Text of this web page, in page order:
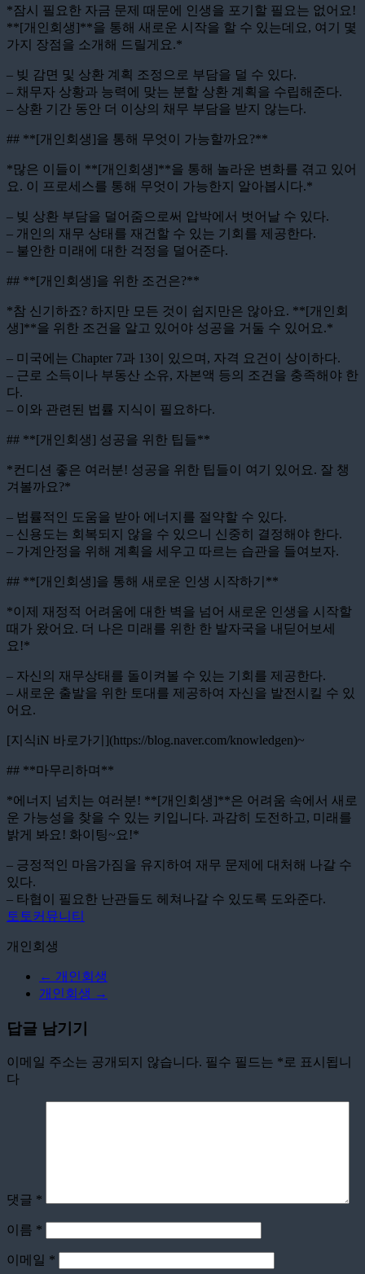
*잠시 필요한 자금 문제 때문에 인생을 포기할 필요는 없어요!
**[개인회생]**을 통해 새로운 시작을 할 수 있는데요, 여기 몇
가지 장점을 소개해 드릴게요.*
– 빚 감면 및 상환 계획 조정으로 부담을 덜 수 있다.
– 채무자 상황과 능력에 맞는 분할 상환 계획을 수립해준다.
– 상환 기간 동안 더 이상의 채무 부담을 받지 않는다.
## **[개인회생]을 통해 무엇이 가능할까요?**
*많은 이들이 **[개인회생]**을 통해 놀라운 변화를 겪고 있어
요. 이 프로세스를 통해 무엇이 가능한지 알아봅시다.*
– 빚 상환 부담을 덜어줌으로써 압박에서 벗어날 수 있다.
– 개인의 재무 상태를 재건할 수 있는 기회를 제공한다.
– 불안한 미래에 대한 걱정을 덜어준다.
## **[개인회생]을 위한 조건은?**
*참 신기하죠? 하지만 모든 것이 쉽지만은 않아요. **[개인회
생]**을 위한 조건을 알고 있어야 성공을 거둘 수 있어요.*
– 미국에는 Chapter 7과 13이 있으며, 자격 요건이 상이하다.
– 근로 소득이나 부동산 소유, 자본액 등의 조건을 충족해야 한
다.
– 이와 관련된 법률 지식이 필요하다.
## **[개인회생] 성공을 위한 팁들**
*컨디션 좋은 여러분! 성공을 위한 팁들이 여기 있어요. 잘 챙
겨볼까요?*
– 법률적인 도움을 받아 에너지를 절약할 수 있다.
– 신용도는 회복되지 않을 수 있으니 신중히 결정해야 한다.
– 가계안정을 위해 계획을 세우고 따르는 습관을 들여보자.
## **[개인회생]을 통해 새로운 인생 시작하기**
*이제 재정적 어려움에 대한 벽을 넘어 새로운 인생을 시작할
때가 왔어요. 더 나은 미래를 위한 한 발자국을 내딛어보세
요!*
– 자신의 재무상태를 돌이켜볼 수 있는 기회를 제공한다.
– 새로운 출발을 위한 토대를 제공하여 자신을 발전시킬 수 있
어요.
[지식iN 바로가기](https://blog.naver.com/knowledgen)~
## **마무리하며**
*에너지 넘치는 여러분! **[개인회생]**은 어려움 속에서 새로
운 가능성을 찾을 수 있는 키입니다. 과감히 도전하고, 미래를
밝게 봐요! 화이팅~요!*
– 긍정적인 마음가짐을 유지하여 재무 문제에 대처해 나갈 수
있다.
– 타협이 필요한 난관들도 헤쳐나갈 수 있도록 도와준다.
토토커뮤니티
개인회생
← 개인회생
개인회생 →
답글 남기기
이메일 주소는 공개되지 않습니다. 필수 필드는 * 로 표시됩니
다
댓글 *
이름 *
이메일 *